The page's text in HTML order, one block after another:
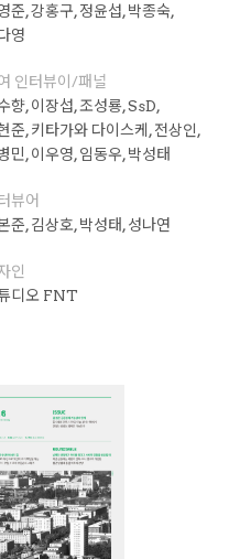
준, 강홍구, 정윤섭, 박종숙,
영
인터뷰이/패널
향, 이장섭, 조성룡, SsD,
준, 키타가와 다이스케, 전상인,
민, 이우영, 임동우, 박성태
뷰어
준, 김상호, 박성태, 성나연
인
디오 FNT